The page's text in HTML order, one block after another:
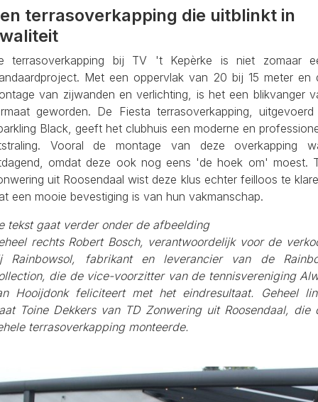
terrasoverkapping die uitblinkt in
terrasoverkapping bij TV 't Kepèrke is niet zomaar
Met een oppervlak van 20 bij 15 meter en
van zijwanden en verlichting, is het een blikvanger
geworden. De Fiesta terrasoverkapping,
Black, geeft het clubhuis een moderne en
Vooral de montage van deze overkapping
omdat deze ook nog eens 'de hoek om' moest.
uit Roosendaal wist deze klus echter feilloos te
een mooie bevestiging is van hun vakmanschap.
tekst gaat verder onder de afbeelding
rechts Robert Bosch, verantwoordelijk voor de
Rainbowsol, fabrikant en leverancier van de
die de vice-voorzitter van de tennisvereniging
Hooijdonk feliciteert met het eindresultaat. Geheel
Toine Dekkers van TD Zonwering uit Roosendaal, die
terrasoverkapping monteerde.